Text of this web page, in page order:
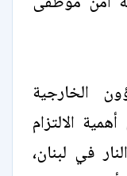
الخارجية
الالتزام
في لبنان،